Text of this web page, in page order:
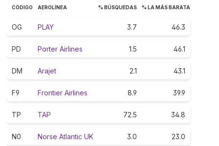
CÓDIGO AEROLÍNEA % BÚSQUEDAS % LA MÁS BARATA
OG PLAY 3.7 46.3
PD Porter Airlines 1.5 46.1
DM Arajet 2.1 43.1
F9 Frontier Airlines 8.9 39.9
TP TAP 72.5 34.8
N0 Norse Atlantic UK 3.0 23.0